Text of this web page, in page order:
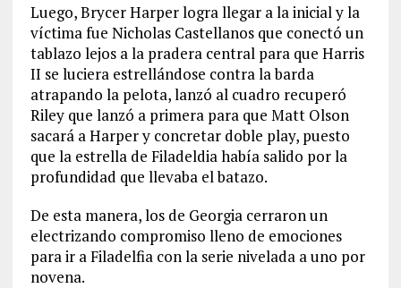
Luego, Brycer Harper logra llegar a la inicial y la
víctima fue Nicholas Castellanos que conectó un
tablazo lejos a la pradera central para que Harris
II se luciera estrellándose contra la barda
atrapando la pelota, lanzó al cuadro recuperó
Riley que lanzó a primera para que Matt Olson
sacará a Harper y concretar doble play, puesto
que la estrella de Filadeldia había salido por la
profundidad que llevaba el batazo.
De esta manera, los de Georgia cerraron un
electrizando compromiso lleno de emociones
para ir a Filadelfia con la serie nivelada a uno por
novena.